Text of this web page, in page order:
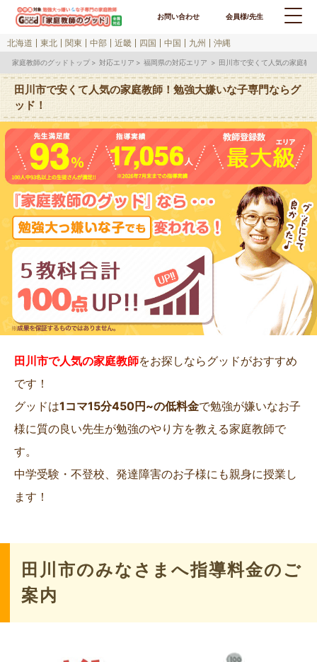
お問い合わせ 会員様/先生
北海道 東北 関東 中部 近畿 四国 中国 九州 沖縄
家庭教師のグッドトップ 対応エリア 福岡県の対応エリア 田川市で安くて人気の家庭教
田川市で安くて人気の家庭教師！勉強大嫌いな子専門ならグ
ッド！
田川市で人気の家庭教師をお探しならグッドがおすすめ
です！
グッドは1コマ15分450円~の低料金で勉強が嫌いなお子
様に質の良い先生が勉強のやり方を教える家庭教師で
す。
中学受験・不登校、発達障害のお子様にも親身に授業し
ます！
田川市のみなさまへ指導料金のご
案内